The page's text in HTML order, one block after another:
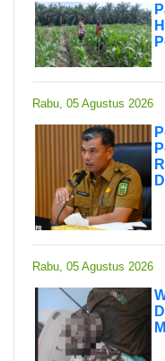
Rabu, 05 Agustus 2026
Rabu, 05 Agustus 2026